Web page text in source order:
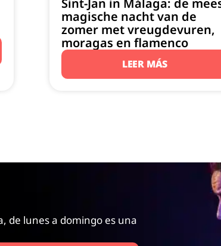
magische nacht van de
zomer met vreugdevuren,
moragas en flamenco
LEER MÁS
de lunes a domingo es una